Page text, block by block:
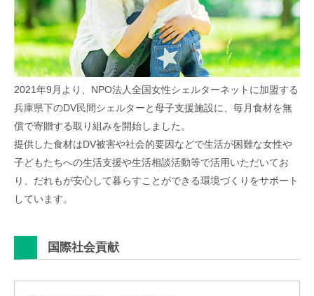
2021年9月より、NPO法人全国女性シェルターネットに加盟する
兵庫県下のDV民間シェルターと母子支援施設に、毎月食材を無
償で寄贈する取り組みを開始しました。
提供した食材はDV被害や社会的要因などで生活が困難な女性や
子どもたちへの生活支援や生活相談活動等で活用いただいてお
り、だれもが安心して暮らすことができる環境づくりをサポート
しています。
国際社会貢献